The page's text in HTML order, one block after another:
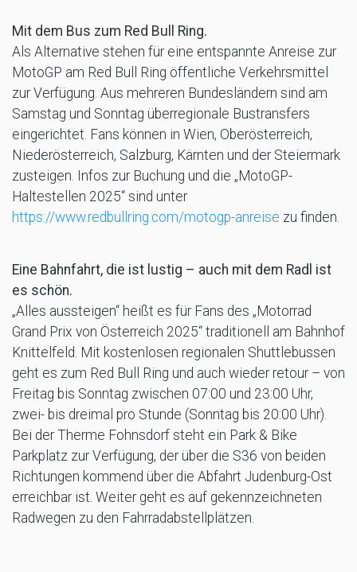
Mit dem Bus zum Red Bull Ring.
Als Alternative stehen für eine entspannte Anreise zur
MotoGP am Red Bull Ring öffentliche Verkehrsmittel
zur Verfügung. Aus mehreren Bundesländern sind am
Samstag und Sonntag überregionale Bustransfers
eingerichtet. Fans können in Wien, Oberösterreich,
Niederösterreich, Salzburg, Kärnten und der Steiermark
zusteigen. Infos zur Buchung und die „MotoGP-
Haltestellen 2025“ sind unter
https://www.redbullring.com/motogp-anreise zu finden.
Eine Bahnfahrt, die ist lustig – auch mit dem Radl ist
es schön.
„Alles aussteigen“ heißt es für Fans des „Motorrad
Grand Prix von Österreich 2025“ traditionell am Bahnhof
Knittelfeld. Mit kostenlosen regionalen Shuttlebussen
geht es zum Red Bull Ring und auch wieder retour – von
Freitag bis Sonntag zwischen 07:00 und 23:00 Uhr,
zwei- bis dreimal pro Stunde (Sonntag bis 20:00 Uhr).
Bei der Therme Fohnsdorf steht ein Park & Bike
Parkplatz zur Verfügung, der über die S36 von beiden
Richtungen kommend über die Abfahrt Judenburg-Ost
erreichbar ist. Weiter geht es auf gekennzeichneten
Radwegen zu den Fahrradabstellplätzen.